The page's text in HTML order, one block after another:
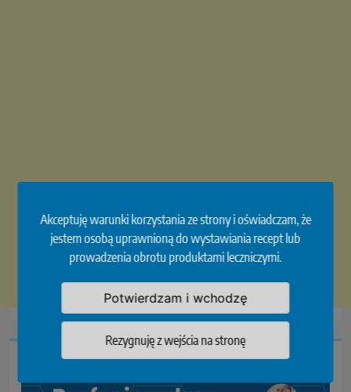
Akceptuję warunki korzystania ze strony i oświadczam, że
jestem osobą uprawnioną do wystawiania recept lub
prowadzenia obrotu produktami leczniczymi.
Potwierdzam i wchodzę
Rezygnuję z wejścia na stronę